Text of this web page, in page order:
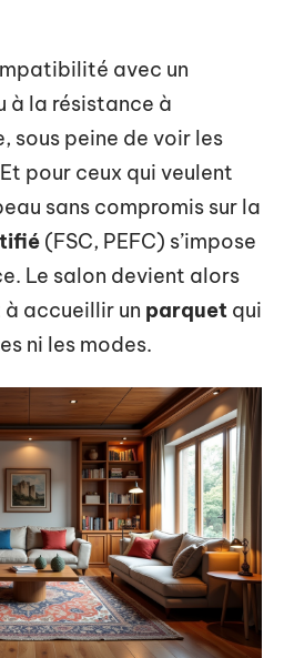
avec un
à la résistance à
sous peine de voir les
pour ceux qui veulent
sans compromis sur la
(FSC, PEFC) s’impose
Le salon devient alors
accueillir un parquet qui
ni les modes.